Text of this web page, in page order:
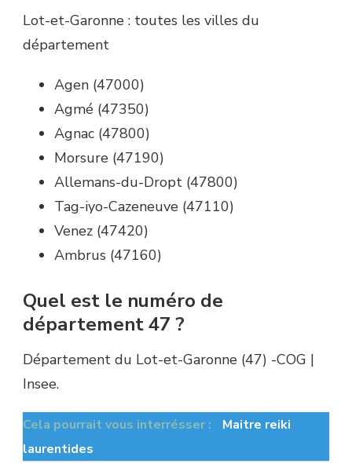
Lot-et-Garonne : toutes les villes du
département
Agen (47000)
Agmé (47350)
Agnac (47800)
Morsure (47190)
Allemans-du-Dropt (47800)
Tag-iyo-Cazeneuve (47110)
Venez (47420)
Ambrus (47160)
Quel est le numéro de
département 47 ?
Département du Lot-et-Garonne (47) -COG |
Insee.
Cela pourrait vous interrésser :
Maitre reiki
laurentides